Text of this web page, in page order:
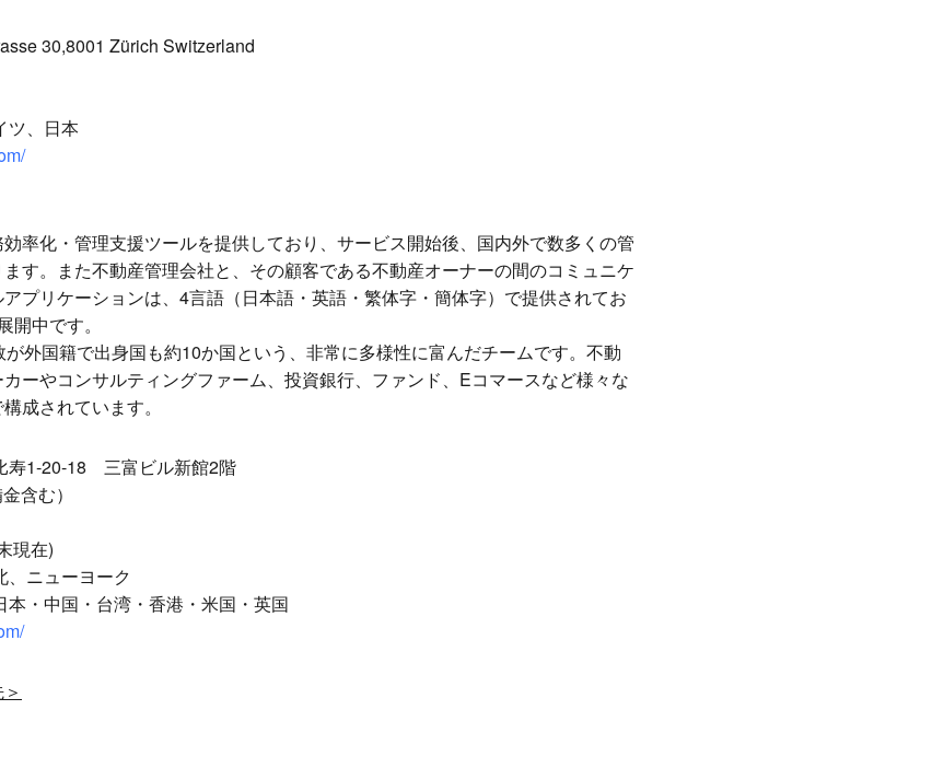
30,8001 Zürich Switzerland
ツ、日本
率化・管理支援ツールを提供しており、サービス開始後、国内外で数多くの管
す。また不動産管理会社と、その顧客である不動産オーナーの間のコミュニケ
プリケーションは、4言語（日本語・英語・繁体字・簡体字）で提供されてお
開中です。
外国籍で出身国も約10か国という、非常に多様性に富んだチームです。不動
ーやコンサルティングファーム、投資銀行、ファンド、Eコマースなど様々な
成されています。
寿1-20-18 三富ビル新館2階
含む）
現在)
、ニューヨーク
・中国・台湾・香港・米国・英国